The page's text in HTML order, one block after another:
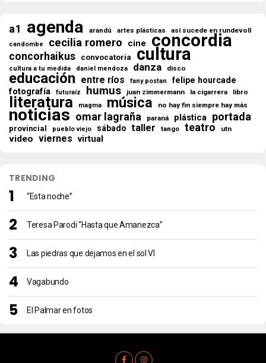
a1 agenda arandú artes plásticas así sucede en rundevoll
candombe cecilia romero cine concordia
concorhaikus convocatoria cultura
cultura a tu medida daniel mendoza danza disco
educación entre ríos fany postan felipe hourcade
fotografía futuraíz humus juan zimmermann la cigarrera libro
literatura magma música no hay fin siempre hay más
noticias omar lagraña paraná plástica portada
provincial pueblo viejo sábado taller tango teatro utn
video viernes virtual
TRENDING
“Esta noche”
Teresa Parodi “Hasta que Amanezca”
Las piedras que dejamos en el sol VI
Vagabundo
El Palmar en fotos